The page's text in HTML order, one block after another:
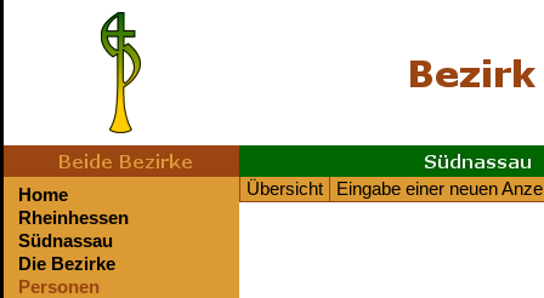
Home
Rheinhessen
Südnassau
Die Bezirke
Personen
Übersicht Eingabe einer neuen